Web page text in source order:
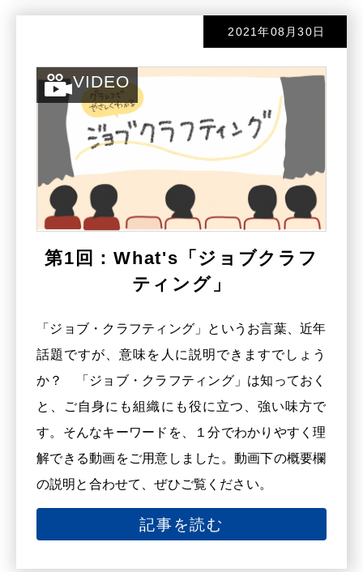
2021年08月30日
VIDEO
第1回：What's「ジョブクラフ
ティング」
「ジョブ・クラフティング」というお言葉、近年
話題ですが、意味を人に説明できますでしょう
か？ 「ジョブ・クラフティング」は知っておく
と、ご自身にも組織にも役に立つ、強い味方で
す。そんなキーワードを、１分でわかりやすく理
解できる動画をご用意しました。動画下の概要欄
の説明と合わせて、ぜひご覧ください。
記事を読む